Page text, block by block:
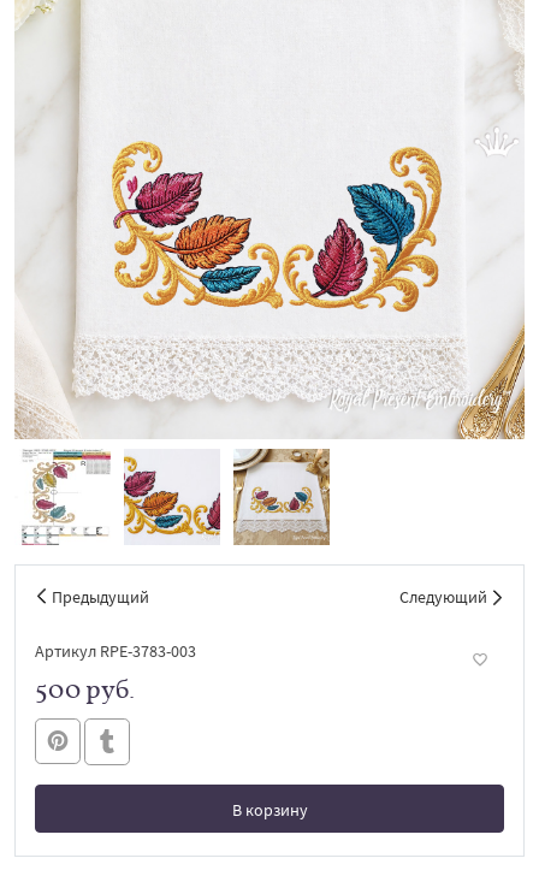
Предыдущий Следующий
Артикул RPE-3783-003
500 руб.
В корзину
В корзине